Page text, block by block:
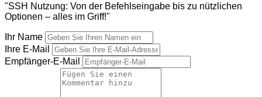
"SSH Nutzung: Von der Befehlseingabe bis zu nützlichen
Optionen – alles im Griff!"
Ihr Name
Ihre E-Mail
Empfänger-E-Mail